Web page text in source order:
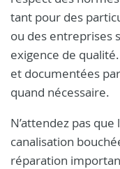
tant pour des
ou des entreprises
exigence de
et documentées
quand nécessaire.
N’attendez pas
canalisation
réparation